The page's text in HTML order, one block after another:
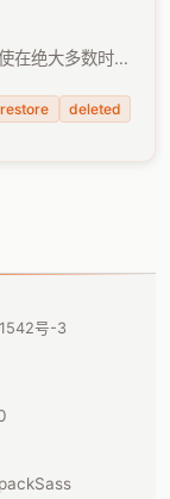
在绝大多数时间
误。 事件发生
restore deleted
号-3
Sass